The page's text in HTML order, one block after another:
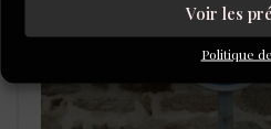
Voir les
Politique